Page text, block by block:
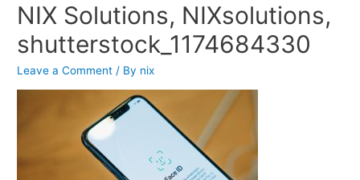
NIX Solutions, NIXsolutions,
shutterstock_1174684330
Leave a Comment / By nix